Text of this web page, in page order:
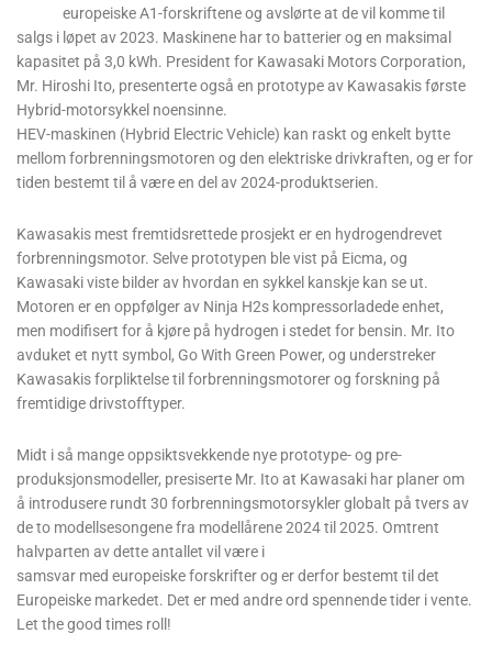
europeiske A1-forskriftene og avslørte at de vil komme til
salgs i løpet av 2023. Maskinene har to batterier og en maksimal
kapasitet på 3,0 kWh. President for Kawasaki Motors Corporation,
Mr. Hiroshi Ito, presenterte også en prototype av Kawasakis første
Hybrid-motorsykkel noensinne.
HEV-maskinen (Hybrid Electric Vehicle) kan raskt og enkelt bytte
mellom forbrenningsmotoren og den elektriske drivkraften, og er for
tiden bestemt til å være en del av 2024-produktserien.
Kawasakis mest fremtidsrettede prosjekt er en hydrogendrevet
forbrenningsmotor. Selve prototypen ble vist på Eicma, og
Kawasaki viste bilder av hvordan en sykkel kanskje kan se ut.
Motoren er en oppfølger av Ninja H2s kompressorladede enhet,
men modifisert for å kjøre på hydrogen i stedet for bensin. Mr. Ito
avduket et nytt symbol, Go With Green Power, og understreker
Kawasakis forpliktelse til forbrenningsmotorer og forskning på
fremtidige drivstofftyper.
Midt i så mange oppsiktsvekkende nye prototype- og pre-
produksjonsmodeller, presiserte Mr. Ito at Kawasaki har planer om
å introdusere rundt 30 forbrenningsmotorsykler globalt på tvers av
de to modellsesongene fra modellårene 2024 til 2025. Omtrent
halvparten av dette antallet vil være i
samsvar med europeiske forskrifter og er derfor bestemt til det
Europeiske markedet. Det er med andre ord spennende tider i vente.
Let the good times roll!